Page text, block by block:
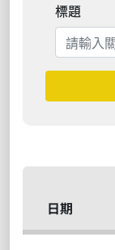
標題
搜尋
日期